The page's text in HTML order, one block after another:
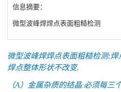
信息摘要：
微型波峰焊焊点表面粗糙检测
微型波峰焊焊点表面粗糙检测:焊
焊点整体形状不改变.
（A）金属杂质的结晶:必须每三